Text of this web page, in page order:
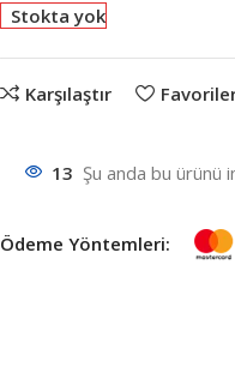
Stokta yok
Karşılaştır
13 Şu anda bu ürünü
Ödeme Yöntemleri: